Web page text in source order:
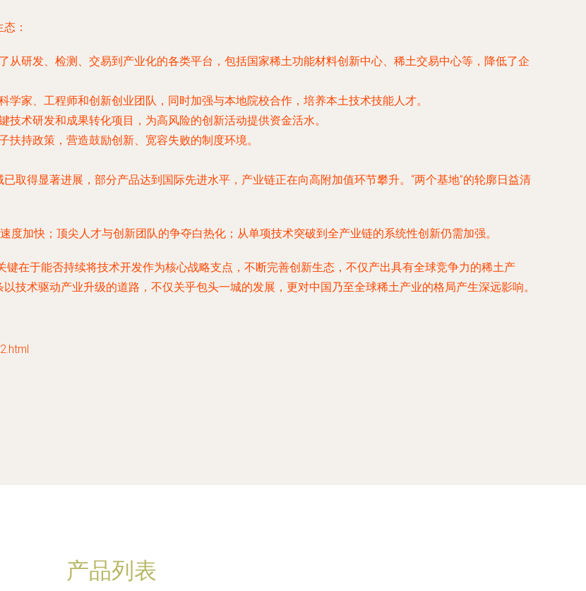
：
从研发、检测、交易到产业化的各类平台，包括国家稀土功能材料创新中心、稀土交易中心等，降低了企
学家、工程师和创新创业团队，同时加强与本地院校合作，培养本土技术技能人才。
技术研发和成果转化项目，为高风险的创新活动提供资金活水。
扶持政策，营造鼓励创新、宽容失败的制度环境。
取得显著进展，部分产品达到国际先进水平，产业链正在向高附加值环节攀升。“两个基地”的轮廓日益清
度加快；顶尖人才与创新团队的争夺白热化；从单项技术突破到全产业链的系统性创新仍需加强。
键在于能否持续将技术开发作为核心战略支点，不断完善创新生态，不仅产出具有全球竞争力的稀土产
技术驱动产业升级的道路，不仅关乎包头一城的发展，更对中国乃至全球稀土产业的格局产生深远影响。
产品列表